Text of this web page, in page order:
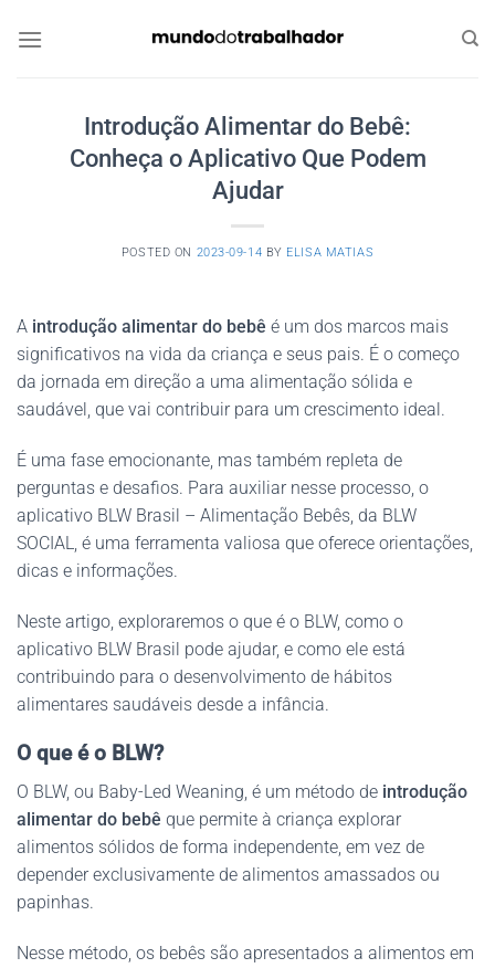
Introdução Alimentar do Bebê:
Conheça o Aplicativo Que Podem
Ajudar
POSTED ON 2023-09-14 BY ELISA MATIAS
A introdução alimentar do bebê é um dos marcos mais
significativos na vida da criança e seus pais. É o começo
da jornada em direção a uma alimentação sólida e
saudável, que vai contribuir para um crescimento ideal.
É uma fase emocionante, mas também repleta de
perguntas e desafios. Para auxiliar nesse processo, o
aplicativo BLW Brasil – Alimentação Bebês, da BLW
SOCIAL, é uma ferramenta valiosa que oferece orientações,
dicas e informações.
Neste artigo, exploraremos o que é o BLW, como o
aplicativo BLW Brasil pode ajudar, e como ele está
contribuindo para o desenvolvimento de hábitos
alimentares saudáveis desde a infância.
O que é o BLW?
O BLW, ou Baby-Led Weaning, é um método de introdução
alimentar do bebê que permite à criança explorar
alimentos sólidos de forma independente, em vez de
depender exclusivamente de alimentos amassados ou
papinhas.
Nesse método, os bebês são apresentados a alimentos em